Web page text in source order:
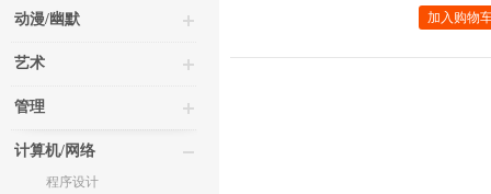
动漫/幽默
艺术
管理
计算机/网络
程序设计
加入购物